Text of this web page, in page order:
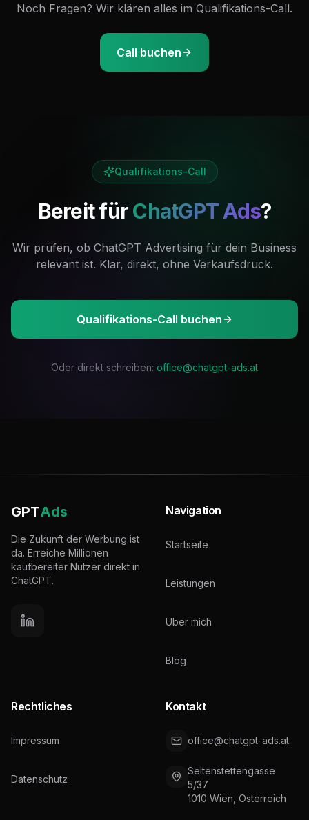
Noch Fragen? Wir klären alles im Qualifikations-Call.
Call buchen
Qualifikations-Call
Bereit fürChatGPT Ads?
Wir prüfen, ob ChatGPT Advertising für dein Business
relevant ist. Klar, direkt, ohne Verkaufsdruck.
Qualifikations-Call buchen
Oder direkt schreiben: office@chatgpt-ads.at
GPTAds
Die Zukunft der Werbung ist
da. Erreiche Millionen
kaufbereiter Nutzer direkt in
ChatGPT.
Navigation
Startseite
Leistungen
Über mich
Blog
Rechtliches
Impressum
Datenschutz
Kontakt
office@chatgpt-ads.at
Seitenstettengasse
5/37
1010 Wien, Österreich